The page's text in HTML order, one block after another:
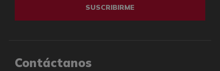
SUSCRIBIRME
Contáctanos